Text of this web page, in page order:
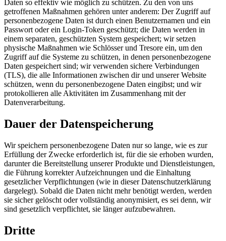
Daten so effektiv wie möglich zu schützen. Zu den von uns
getroffenen Maßnahmen gehören unter anderem: Der Zugriff auf
personenbezogene Daten ist durch einen Benutzernamen und ein
Passwort oder ein Login-Token geschützt; die Daten werden in
einem separaten, geschützten System gespeichert; wir setzen
physische Maßnahmen wie Schlösser und Tresore ein, um den
Zugriff auf die Systeme zu schützen, in denen personenbezogene
Daten gespeichert sind; wir verwenden sichere Verbindungen
(TLS), die alle Informationen zwischen dir und unserer Website
schützen, wenn du personenbezogene Daten eingibst; und wir
protokollieren alle Aktivitäten im Zusammenhang mit der
Datenverarbeitung.
Dauer der Datenspeicherung
Wir speichern personenbezogene Daten nur so lange, wie es zur
Erfüllung der Zwecke erforderlich ist, für die sie erhoben wurden,
darunter die Bereitstellung unserer Produkte und Dienstleistungen,
die Führung korrekter Aufzeichnungen und die Einhaltung
gesetzlicher Verpflichtungen (wie in dieser Datenschutzerklärung
dargelegt). Sobald die Daten nicht mehr benötigt werden, werden
sie sicher gelöscht oder vollständig anonymisiert, es sei denn, wir
sind gesetzlich verpflichtet, sie länger aufzubewahren.
Dritte